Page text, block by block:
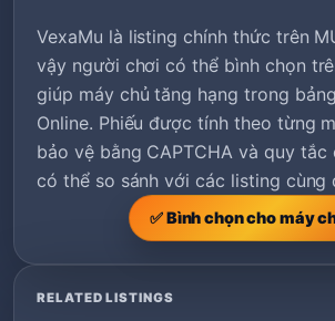
VexaMu là listing chính thức trên
vậy người chơi có thể bình chọn
giúp máy chủ tăng hạng trong
Online. Phiếu được tính theo từng
bảo vệ bằng CAPTCHA và quy
có thể so sánh với các listing cùng
✅ Bình chọn cho máy
RELATED LISTINGS